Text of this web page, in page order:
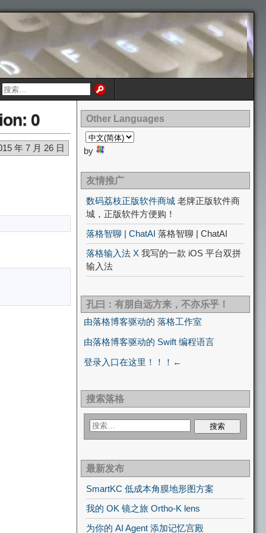
0
年 7 月 26 日
Other Languages
by
友情推广
数码荔枝正版软件商城 老牌正版软件商
城，正版软件方便购！
落格智聊 | ChatAI 落格智聊 | ChatAI
落格输入法 X 我写的一款 iOS 平台双拼
输入法
孔曰：有朋自远方来，不亦乐乎！
由落格博客驱动的 落格工作室
由落格博客驱动的 Swift 编程语言
登录入口在这里！！！←
搜索落格
最新发布
SmartKC 低成本角膜地形图方案
我的 OK 镜之旅 Ortho-K lens
为你的 AI Agent 添加记忆宫殿